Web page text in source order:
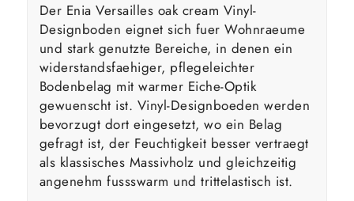
Der Enia Versailles oak cream Vinyl-
Designboden eignet sich fuer Wohnraeume
und stark genutzte Bereiche, in denen ein
widerstandsfaehiger, pflegeleichter
Bodenbelag mit warmer Eiche-Optik
gewuenscht ist. Vinyl-Designboeden werden
bevorzugt dort eingesetzt, wo ein Belag
gefragt ist, der Feuchtigkeit besser vertraegt
als klassisches Massivholz und gleichzeitig
angenehm fussswarm und trittelastisch ist.